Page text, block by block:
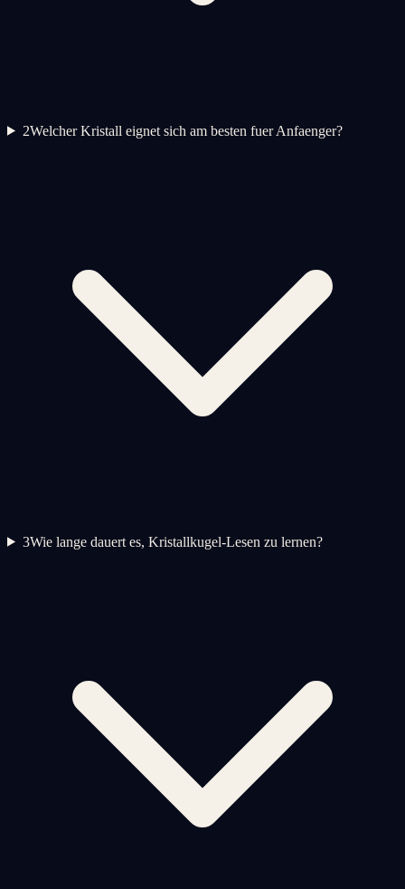
2Welcher Kristall eignet sich am besten fuer Anfaenger?
3Wie lange dauert es, Kristallkugel-Lesen zu lernen?